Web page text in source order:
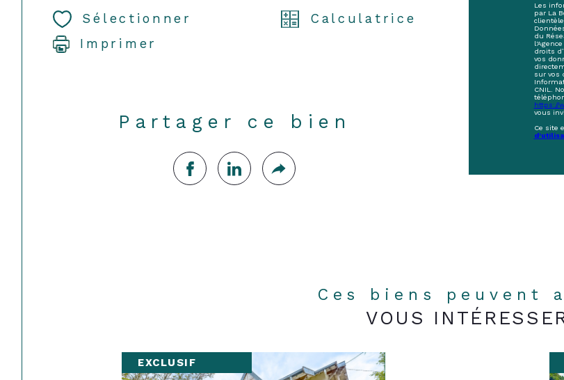
Sélectionner
Calculatrice
Imprimer
Partager ce bien
Les
par La
du
droits
vos
sur vos
CNIL.
https://
vous
Ce site
Ces biens peuvent
VOUS
EXCLUSIF